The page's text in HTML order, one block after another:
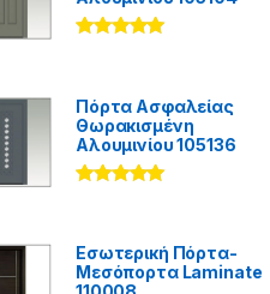
Πόρτα Ασφαλείας
Θωρακισμένη
Αλουμινίου 105136
Εσωτερική Πόρτα-
Μεσόπορτα Laminate